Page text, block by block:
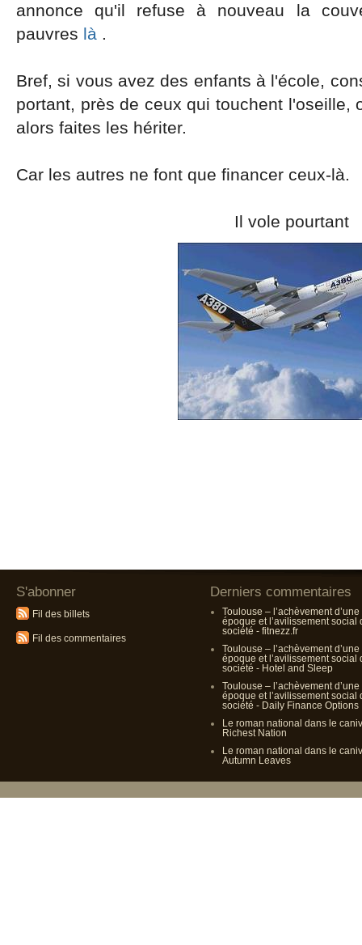
annonce qu'il refuse à nouveau la
pauvres là .
Bref, si vous avez des enfants à l'école,
portant, près de ceux qui touchent l'oseille,
alors faites les hériter.
Car les autres ne font que financer ceux-là.
Il vole pourtant
S'abonner
Fil des billets
Fil des commentaires
Derniers commentaires
Toulouse – l’achèvement d’une
époque et l’avilissement social
société - fitnezz.fr
Toulouse – l’achèvement d’une
époque et l’avilissement social
société - Hotel and Sleep
Toulouse – l’achèvement d’une
époque et l’avilissement social
société - Daily Finance Options
Le roman national dans le
Richest Nation
Le roman national dans le
Autumn Leaves